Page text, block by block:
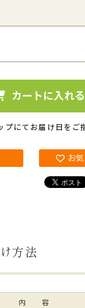
カートに入れる
プにて お届け日をご
お
方法
内 容